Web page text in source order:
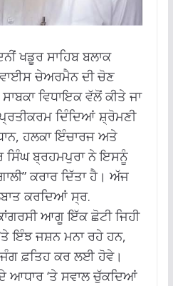
ਖਡੂਰ ਸਾਹਿਬ ਬਲਾਕ
ਚੇਅਰਮੈਨ ਦੀ ਚੋਣ
ਵਿਧਾਇਕ ਵੱਲੋਂ ਕੀਤੇ ਜਾ
ਦਿੰਦਿਆਂ ਸ਼੍ਰੋਮਣੀ
ਹਲਕਾ ਇੰਚਾਰਜ ਅਤੇ
ਸਿੰਘ ਬ੍ਰਹਮਪੁਰਾ ਨੇ ਇਸਨੂੰ
ਕਰਾਰ ਦਿੱਤਾ ਹੈ। ਅੱਜ
ਕਰਦਿਆਂ ਸ੍ਰ.
ਆਗੂ ਇੱਕ ਛੋਟੀ ਜਿਹੀ
ਇੰਝ ਜਸ਼ਨ ਮਨਾ ਰਹੇ ਹਨ,
ਫ਼ਤਿਹ ਕਰ ਲਈ ਹੋਵੇ।
ਆਧਾਰ ‘ਤੇ ਸਵਾਲ ਚੁੱਕਦਿਆਂ